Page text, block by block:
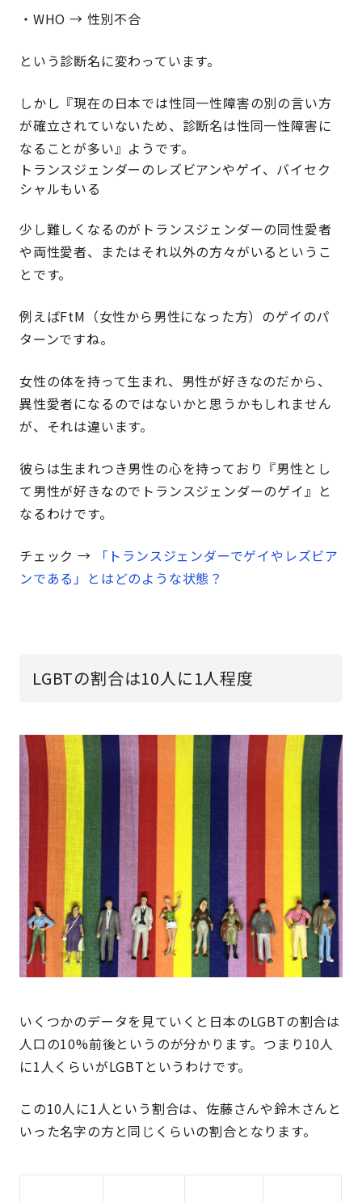
・WHO → 性別不合
という診断名に変わっています。
しかし『現在の日本では性同一性障害の別の言い方
が確立されていないため、診断名は性同一性障害に
なることが多い』ようです。
トランスジェンダーのレズビアンやゲイ、バイセク
シャルもいる
少し難しくなるのがトランスジェンダーの同性愛者
や両性愛者、またはそれ以外の方々がいるというこ
とです。
例えばFtM（女性から男性になった方）のゲイのパ
ターンですね。
女性の体を持って生まれ、男性が好きなのだから、
異性愛者になるのではないかと思うかもしれません
が、それは違います。
彼らは生まれつき男性の心を持っており『男性とし
て男性が好きなのでトランスジェンダーのゲイ』と
なるわけです。
チェック → 「トランスジェンダーでゲイやレズビア
ンである」とはどのような状態？
LGBTの割合は10人に1人程度
いくつかのデータを見ていくと日本のLGBTの割合は
人口の10%前後というのが分かります。つまり10人
に1人くらいがLGBTというわけです。
この10人に1人という割合は、佐藤さんや鈴木さんと
いった名字の方と同じくらいの割合となります。